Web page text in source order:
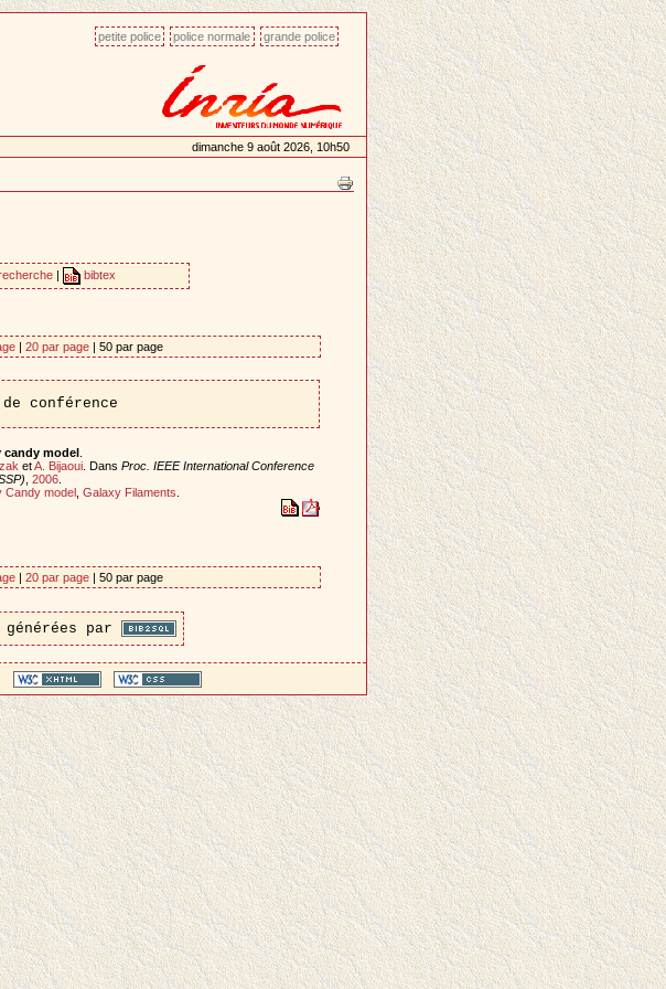
petite police police normale grande police
dimanche 9 août 2026, 10h50
bibtex
| 20 par page | 50 par page
conférence
candy model.
etA. Bijaoui. Dans Proc. IEEE International Conference
2006.
Candy model, Galaxy Filaments
| 20 par page | 50 par page
générées par